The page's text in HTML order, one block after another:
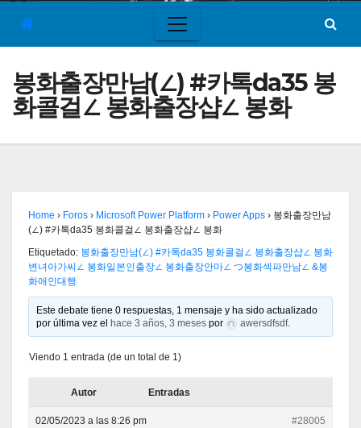
봉화출장만남(∠) #카톡da35 봉
화콜걸∠ 봉화출장샵∠ 봉화
Home › Foros › Microsoft Power Platform › Power Apps › 봉화출장만남
(∠) #카톡da35 봉화콜걸∠ 봉화출장샵∠ 봉화
Etiquetado: 봉화출장만남(∠) #카톡da35 봉화콜걸∠ 봉화출장샵∠ 봉화
변녀아가씨∠ 봉화일본인출장∠ 봉화출장안마∠ つ봉화섹파만남∠ &봉
화애인대행
Este debate tiene 0 respuestas, 1 mensaje y ha sido actualizado
por última vez el
hace 3 años, 3 meses por awersdfsdf.
Viendo 1 entrada (de un total de 1)
Autor Entradas
02/05/2023 a las 8:26 pm #28005